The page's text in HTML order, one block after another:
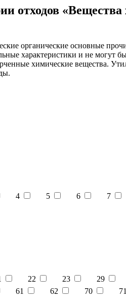
отходов
органические основные
характеристики и не могут
химические вещества.
4 5 6 7
22 23 29
61 62 70 71